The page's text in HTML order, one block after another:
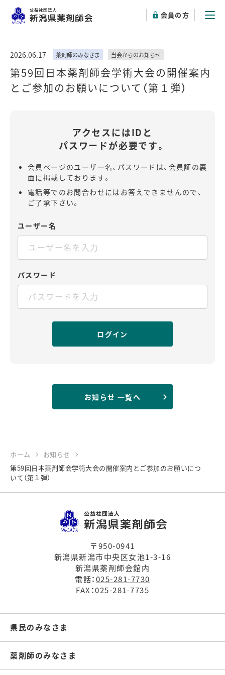
会員の方
第59回日本薬剤師会学術大会の開催案内
とご参加のお願いについて（第１弾）
2026.06.17 薬剤師のみなさま 当会からのお知らせ
アクセスにはIDと
パスワードが必要です。
会員ページのユーザー名、パスワードは、会員証の裏
面に掲載しております。
電話等でのお問合わせにはお答えできませんので、
ご了承下さい。
ユーザー名
パスワード
お知らせ 一覧へ
ホーム
お知らせ
第59回日本薬剤師会学術大会の開催案内とご参加のお願いにつ
いて（第１弾）
〒950-0941
新潟県新潟市中央区女池1-3-16
新潟県薬剤師会館内
電話：025-281-7730
FAX：025-281-7735
県民のみなさま
薬剤師のみなさま